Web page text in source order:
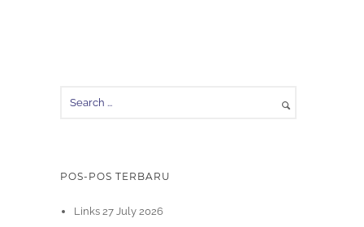
POS-POS TERBARU
Links 27 July 2026